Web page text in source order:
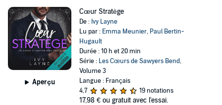
Aperçu
Cœur Stratège
De : Ivy Layne
Lu par : Emma Meunier, Paul Bertin-
Hugault
Durée : 10 h et 20 min
Série : Les Cœurs de Sawyers Bend,
Volume 3
Langue : Français
4,7
19 notations
17,98 € ou gratuit avec l'essai.